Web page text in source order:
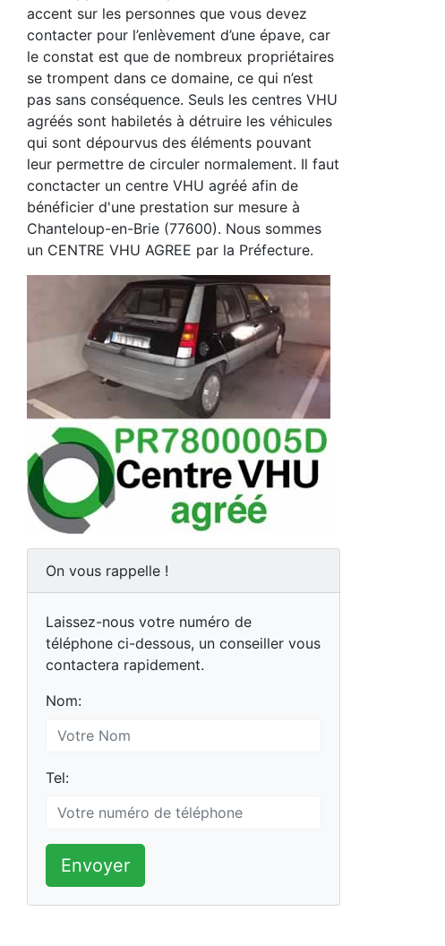
accent sur les personnes que vous devez
contacter pour l’enlèvement d’une épave, car
le constat est que de nombreux propriétaires
se trompent dans ce domaine, ce qui n’est
pas sans conséquence. Seuls les centres VHU
agréés sont habiletés à détruire les véhicules
qui sont dépourvus des éléments pouvant
leur permettre de circuler normalement. Il faut
conctacter un centre VHU agréé afin de
bénéficier d'une prestation sur mesure à
Chanteloup-en-Brie (77600). Nous sommes
un CENTRE VHU AGREE par la Préfecture.
On vous rappelle !
Laissez-nous votre numéro de
téléphone ci-dessous, un conseiller vous
contactera rapidement.
Nom:
Tel:
Envoyer